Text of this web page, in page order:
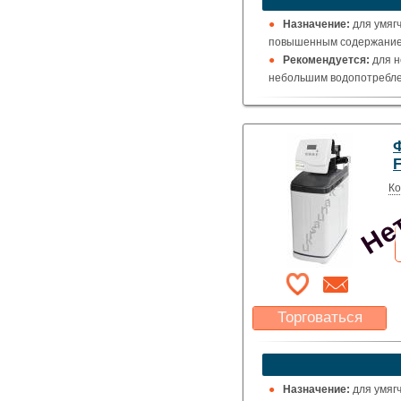
Указать цену
Назначение: для
повышенным
Рекомендуется: для
небольшим
Торговаться
Какая цена Вас
устроит?
Указать цену
Назначение: для